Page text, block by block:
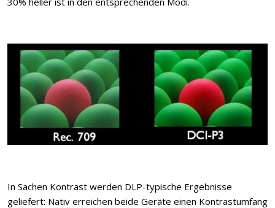
In Sachen Kontrast werden DLP-typische Ergebnisse
geliefert: Nativ erreichen beide Geräte einen Kontrastumfang